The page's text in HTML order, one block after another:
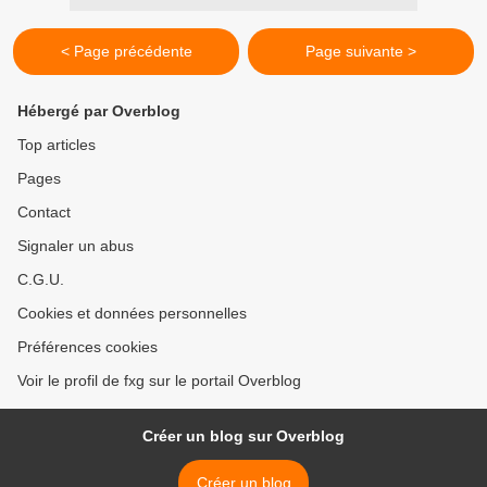
< Page précédente Page suivante >
Hébergé par Overblog
Top articles
Pages
Contact
Signaler un abus
C.G.U.
Cookies et données personnelles
Préférences cookies
Voir le profil de fxg sur le portail Overblog
Créer un blog sur Overblog
Créer un blog